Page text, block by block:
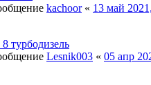
kachoor« 13 май
турбодизель
Lesnik003 « 05 апр